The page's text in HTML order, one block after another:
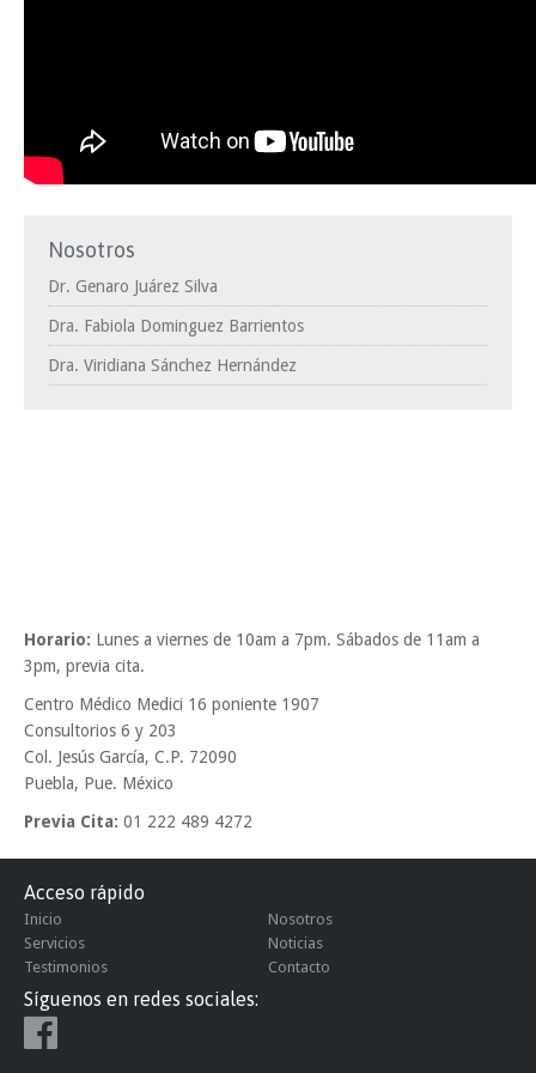
Nosotros
Dr. Genaro Juárez Silva
Dra. Fabiola Dominguez Barrientos
Dra. Viridiana Sánchez Hernández
Horario: Lunes a viernes de 10am a 7pm. Sábados de 11am a
3pm, previa cita.
Centro Médico Medici 16 poniente 1907
Consultorios 6 y 203
Col. Jesús García, C.P. 72090
Puebla, Pue. México
Previa Cita: 01 222 489 4272
Acceso rápido
Inicio
Nosotros
Servicios
Noticias
Testimonios
Contacto
Síguenos en redes sociales: